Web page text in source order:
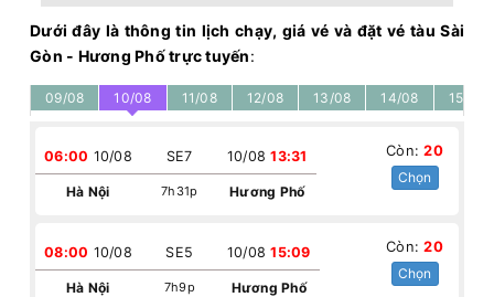
Dưới đây là thông tin lịch chạy, giá vé và đặt vé tàu Sài
Gòn - Hương Phố trực tuyến:
09/08 10/08 11/08 12/08 13/08 14/08 15/08
06:00 10/08
Hà Nội
SE7
7h31p
10/0813:31
Hương Phố
Còn:20
Chọn
08:00 10/08
Hà Nội
SE5
7h9p
10/0815:09
Hương Phố
Còn:20
Chọn